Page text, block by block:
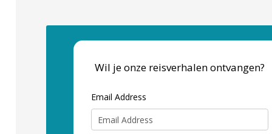
Wil je onze reisverhalen ontvangen?
Email Address